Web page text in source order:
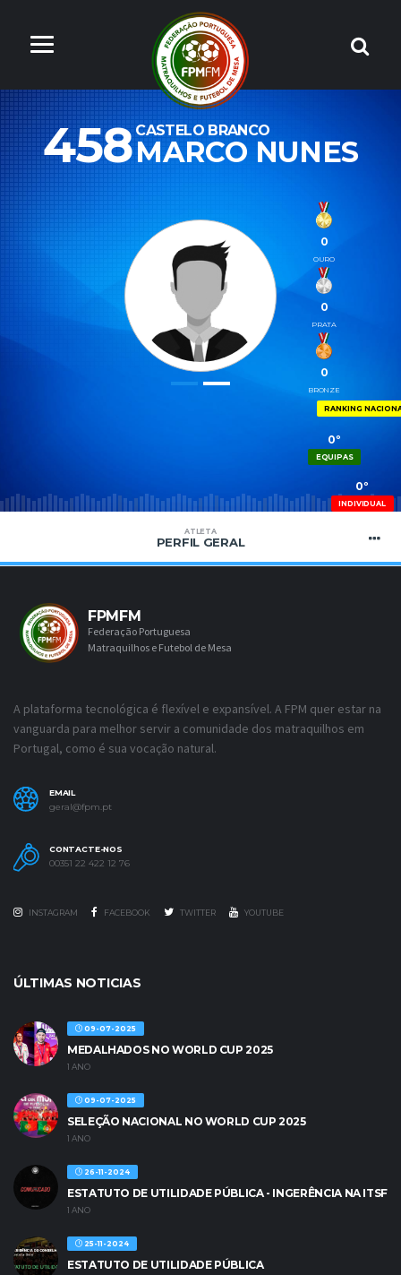
458CASTELO BRANCO
MARCO NUNES
0
OURO
0
PRATA
0
BRONZE
RANKING
0º
EQUIPAS
0º
INDIVIDUAL
ATLETA
PERFIL GERAL
FPMFM
Federação Portuguesa
Matraquilhos e Futebol de Mesa
A plataforma tecnológica é flexível e expansível. A FPM quer estar na
vanguarda para melhor servir a comunidade dos matraquilhos em
Portugal, como é sua vocação natural.
EMAIL
geral@fpm.pt
CONTACTE-NOS
00351 22 422 12 76
INSTAGRAM FACEBOOK TWITTER YOUTUBE
ÚLTIMAS NOTICIAS
09-07-2025
MEDALHADOS NO WORLD CUP 2025
1 ANO
09-07-2025
SELEÇÃO NACIONAL NO WORLD CUP 2025
1 ANO
26-11-2024
ESTATUTO DE UTILIDADE PÚBLICA - INGERÊNCIA NA ITSF
1 ANO
25-11-2024
ESTATUTO DE UTILIDADE PÚBLICA